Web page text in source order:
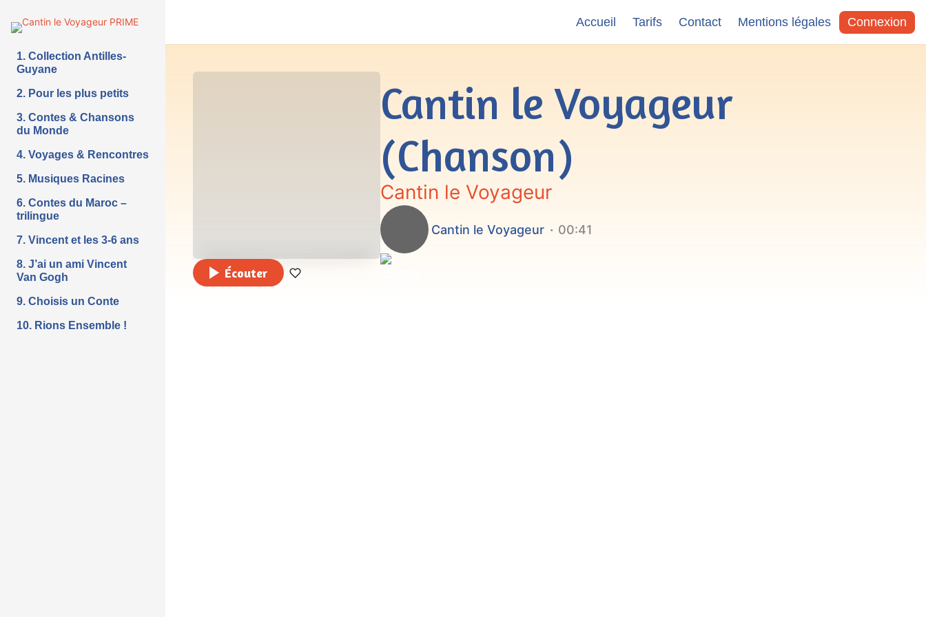
Accueil Tarifs Contact Mentions légales Connexion
1. Collection Antilles-
Guyane
2. Pour les plus petits
3. Contes & Chansons
du Monde
4. Voyages & Rencontres
5. Musiques Racines
6. Contes du Maroc –
trilingue
7. Vincent et les 3-6 ans
8. J’ai un ami Vincent
Van Gogh
9. Choisis un Conte
10. Rions Ensemble !
Cantin le Voyageur
(Chanson)
Cantin le Voyageur
Cantin le Voyageur 00:41
Écouter